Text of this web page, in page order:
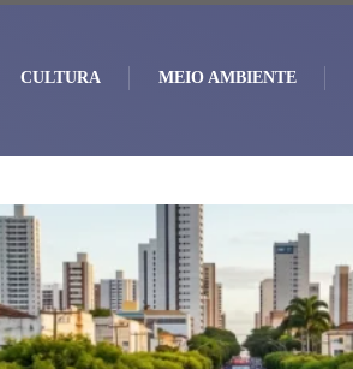
CULTURA MEIO AMBIENTE